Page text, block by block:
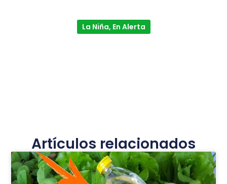
La Niña, En Alerta
Artículos relacionados